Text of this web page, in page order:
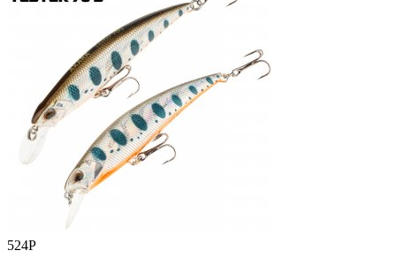
524Р